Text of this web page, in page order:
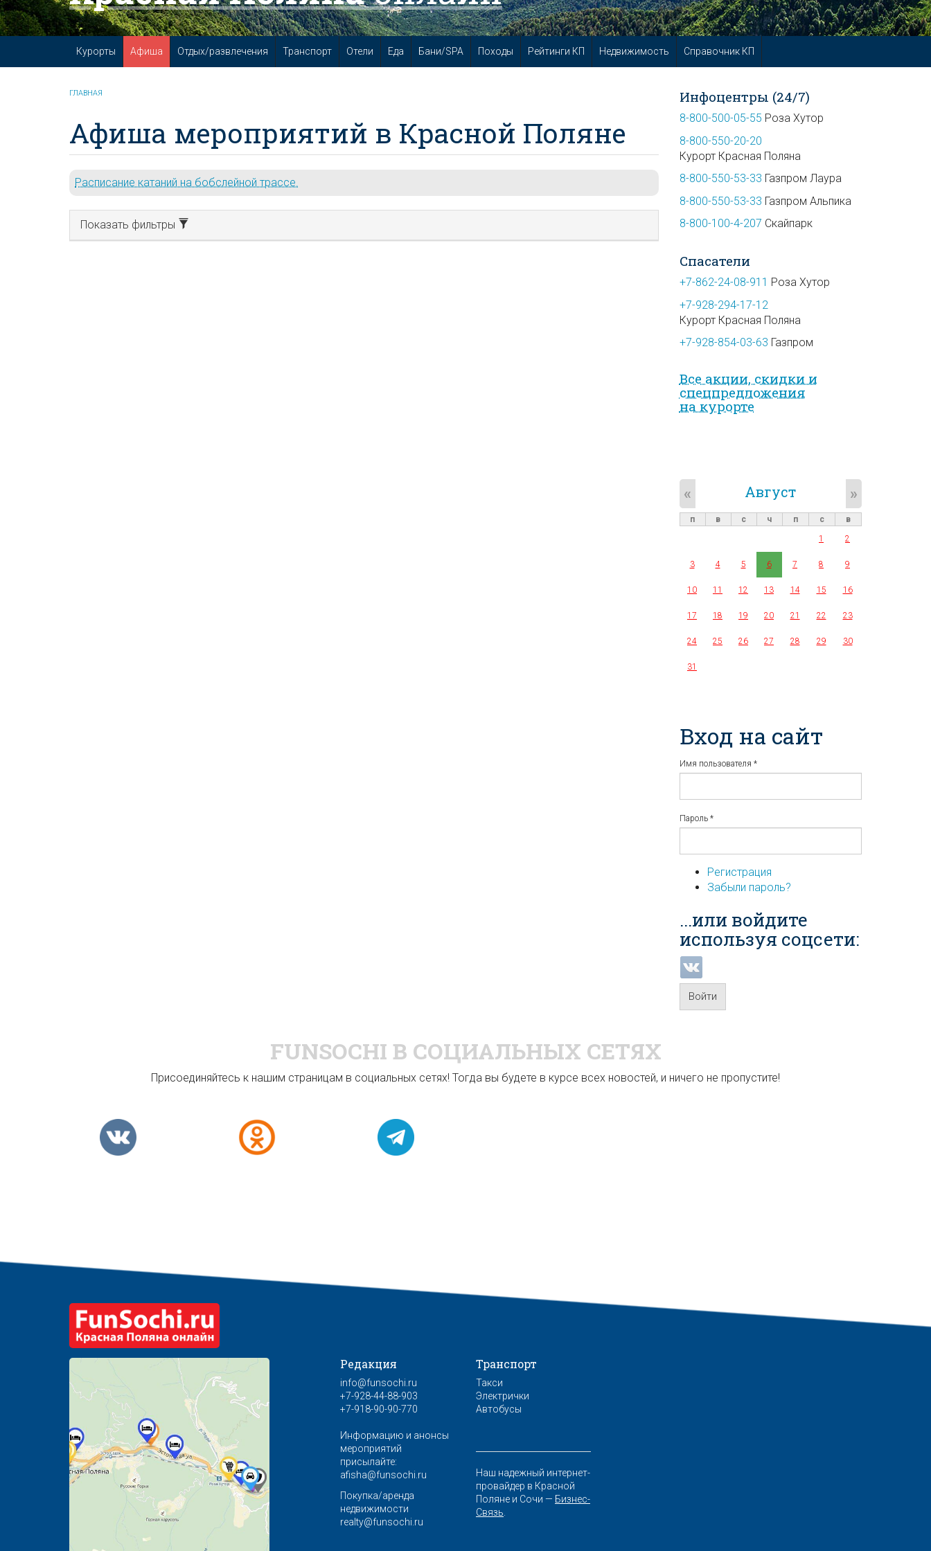
Курорты Афиша Отдых/развлечения Транспорт Отели Еда Бани/SPA Походы Рейтинги КП Недвижимость Справочник КП
ГЛАВНАЯ
Афиша мероприятий в Красной Поляне
Расписание катаний на бобслейной трассе.
Показать фильтры
Инфоцентры (24/7)
8-800-500-05-55 Роза Хутор
8-800-550-20-20
Курорт Красная Поляна
8-800-550-53-33 Газпром Лаура
8-800-550-53-33 Газпром Альпика
8-800-100-4-207 Скайпарк
Спасатели
+7-862-24-08-911 Роза Хутор
+7-928-294-17-12
Курорт Красная Поляна
+7-928-854-03-63 Газпром
Все акции, скидки и
спец­предложе­ния
на курорте
Август
« »
п в с ч п с
в
1
2
3 4 5 6 7 8 9
10 11 12 13 14 15 16
17 18 19 20 21 22 23
24 25 26 27 28 29 30
31
Вход на сайт
Имя пользователя *
Пароль *
Регистрация
Забыли пароль?
...или войдите
используя соцсети:
Войти
FUNSOCHI В СОЦИАЛЬНЫХ СЕТЯХ
Присоединяйтесь к нашим страницам в социальных сетях! Тогда вы будете в курсе всех новостей, и ничего не пропустите!
Редакция
info@funsochi.ru
+7-928-44-88-903
+7-918-90-90-770
Информацию и анонсы
мероприятий
присылайте:
afisha@funsochi.ru
Покупка/аренда
недвижимости
realty@funsochi.ru
Транспорт
Такси
Электрички
Автобусы
Наш надежный интернет-
провайдер в Красной
Поляне и Сочи — Бизнес-
Связь